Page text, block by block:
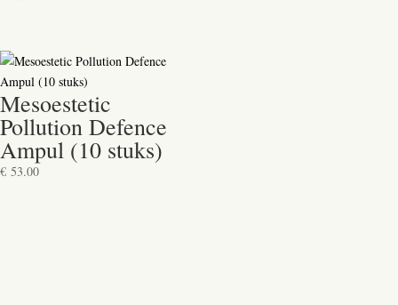
Mesoestetic
Pollution Defence
Ampul (10 stuks)
€ 53.00